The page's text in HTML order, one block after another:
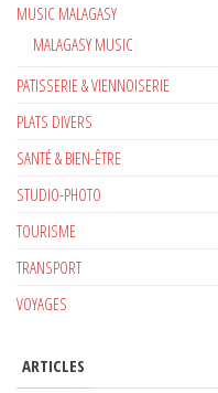
MUSIC MALAGASY
MALAGASY MUSIC
PATISSERIE & VIENNOISERIE
PLATS DIVERS
SANTÉ & BIEN-ÊTRE
STUDIO-PHOTO
TOURISME
TRANSPORT
VOYAGES
ARTICLES